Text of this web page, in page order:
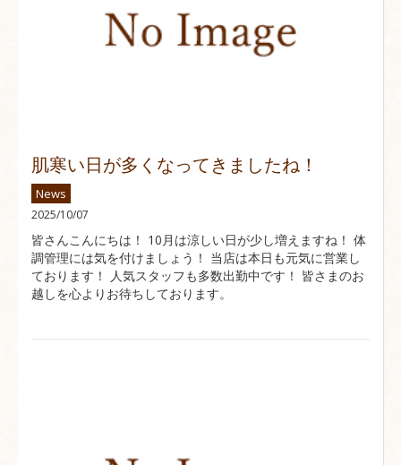
肌寒い日が多くなってきましたね！
News
2025/10/07
皆さんこんにちは！ 10月は涼しい日が少し増えますね！ 体
調管理には気を付けましょう！ 当店は本日も元気に営業し
ております！ 人気スタッフも多数出勤中です！ 皆さまのお
越しを心よりお待ちしております。